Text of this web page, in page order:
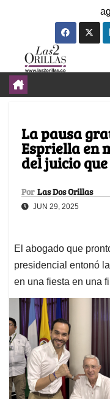
La pausa
Espriella en
del juicio
Por Las Dos Orillas
JUN 29, 2025
El abogado que
presidencial entonó
en una fiesta en una